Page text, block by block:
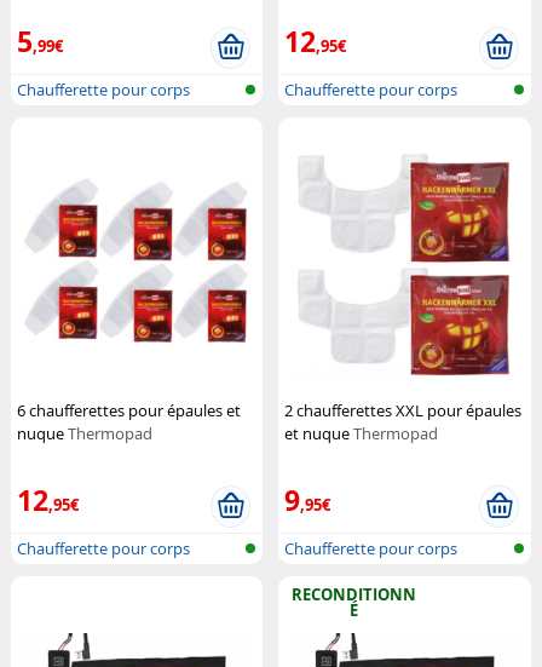
5,99€
Chaufferette pour corps
12,95€
Chaufferette pour corps
6 chaufferettes pour épaules et
nuqueThermopad
12,95€
Chaufferette pour corps
2 chaufferettes XXL pour épaules
et nuqueThermopad
9,95€
Chaufferette pour corps
RECONDITIONN
É